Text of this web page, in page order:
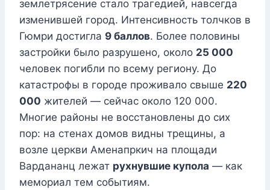
землетрясение стало трагедией, навсегда
изменившей город. Интенсивность толчков в
Гюмри достигла 9 баллов. Более половины
застройки было разрушено, около 25 000
человек погибли по всему региону. До
катастрофы в городе проживало свыше 220
000 жителей — сейчас около 120 000.
Многие районы не восстановлены до сих
пор: на стенах домов видны трещины, а
возле церкви Аменапркич на площади
Вардананц лежат рухнувшие купола — как
мемориал тем событиям.